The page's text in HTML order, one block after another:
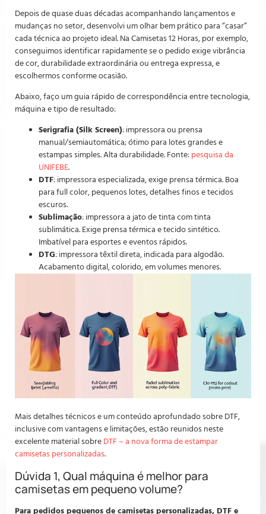
Depois de quase duas décadas acompanhando lançamentos e
mudanças no setor, desenvolvi um olhar bem prático para “casar”
cada técnica ao projeto ideal. Na Camisetas 12 Horas, por exemplo,
conseguimos identificar rapidamente se o pedido exige vibrância
de cor, durabilidade extraordinária ou entrega expressa, e
escolhermos conforme ocasião.
Abaixo, faço um guia rápido de correspondência entre tecnologia,
máquina e tipo de resultado:
Serigrafia (Silk Screen): impressora ou prensa
manual/semiautomática; ótimo para lotes grandes e
estampas simples. Alta durabilidade. Fonte: pesquisa da
UNIFEBE.
DTF: impressora especializada, exige prensa térmica. Boa
para full color, pequenos lotes, detalhes finos e tecidos
escuros.
Sublimação: impressora a jato de tinta com tinta
sublimática. Exige prensa térmica e tecido sintético.
Imbatível para esportes e eventos rápidos.
DTG: impressora têxtil direta, indicada para algodão.
Acabamento digital, colorido, em volumes menores.
Mais detalhes técnicos e um conteúdo aprofundado sobre DTF,
inclusive com vantagens e limitações, estão reunidos neste
excelente material sobre DTF – a nova forma de estampar
camisetas personalizadas.
Dúvida 1, Qual máquina é melhor para
camisetas em pequeno volume?
Para pedidos pequenos de camisetas personalizadas, DTF e